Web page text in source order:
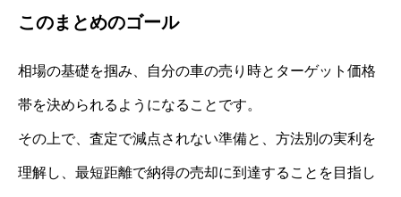
このまとめのゴール
相場の基礎を掴み、自分の車の売り時とターゲット価格
帯を決められるようになることです。
その上で、査定で減点されない準備と、方法別の実利を
理解し、最短距離で納得の売却に到達することを目指し